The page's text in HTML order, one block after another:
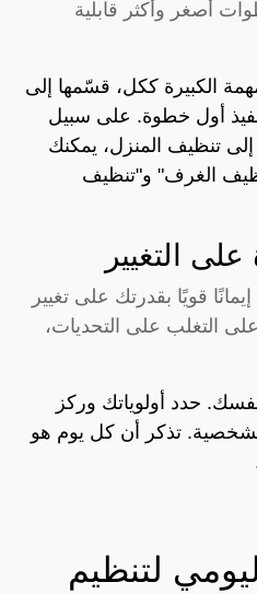
أصغر وأكثر قابلية
الكبيرة ككل، قسّمها إلى
أول خطوة. على سبيل
إلى تنظيف المنزل، يمكنك
الغرف" و"تنظيف
قويًا بقدرتك على تغيير
التغلب على التحديات،
حدد أولوياتك وركز
تذكر أن كل يوم هو
لتنظيم